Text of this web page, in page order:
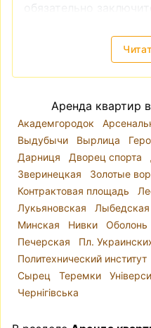
обязательно
если вы видите
квартиру, это также
признаком
Киев разделён на
делит город так, что
Оболонский,
Святошинский,
Шевченковский
Дарницкий,
левом. Однако при
квартиры лучше
микрорайоны, так как
районы часто
разного уровня
Например,
Аренда квартир
Академгородок
Выдубычи
Вырлица
Дарниця
Дворец спорта
Зверинецкая
Золотые
Контрактовая площадь
Лукьяновская
Лыбедская
Минская
Нивки Оболонь
Печерская
Пл.
Политехнический институт
Сырец
Теремки
Чернігівська